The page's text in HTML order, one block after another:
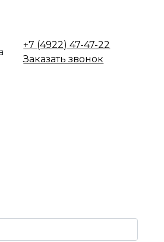
+7 (4922) 47-47-22
Заказать звонок